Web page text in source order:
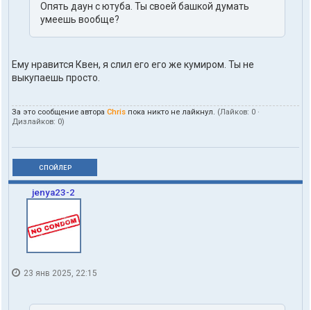
Опять даун с ютуба. Ты своей башкой думать
умеешь вообще?
Ему нравится Квен, я слил его его же кумиром. Ты не
выкупаешь просто.
За это сообщение автора Chris пока никто не лайкнул. (Лайков: 0 ·
Дизлайков: 0)
СПОЙЛЕР
jenya23-2
23 янв 2025, 22:15